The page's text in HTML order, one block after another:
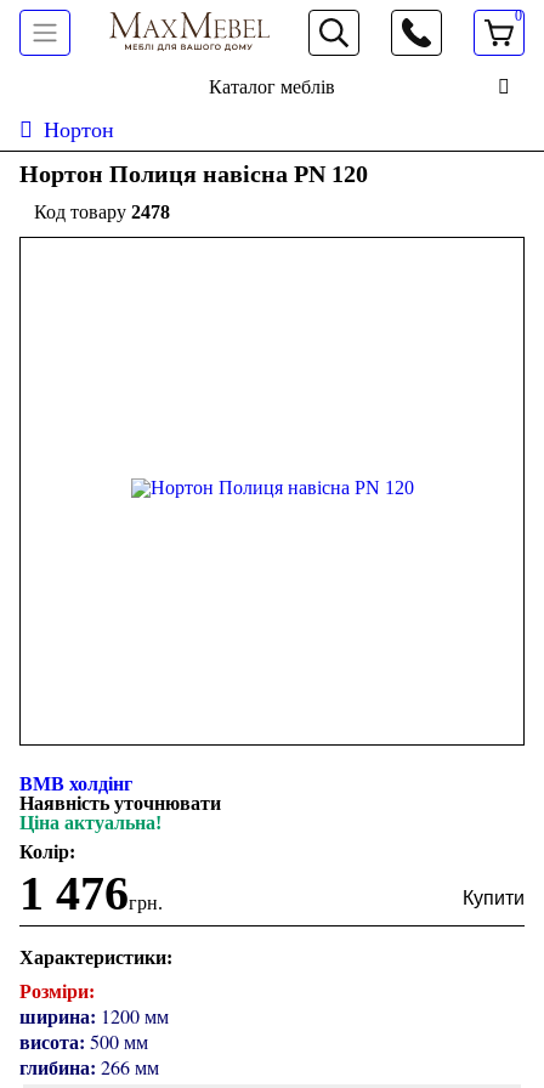
066 472 19 61
0
Каталог меблів
Нортон
Нортон Полиця навісна PN 120
2478
ВМВ холдінг
Наявність уточнювати
Ціна актуальна!
Колір:
1 476грн.
Характеристики:
Розміри:
ширина: 1200 мм
висота: 500 мм
глибина: 266 мм